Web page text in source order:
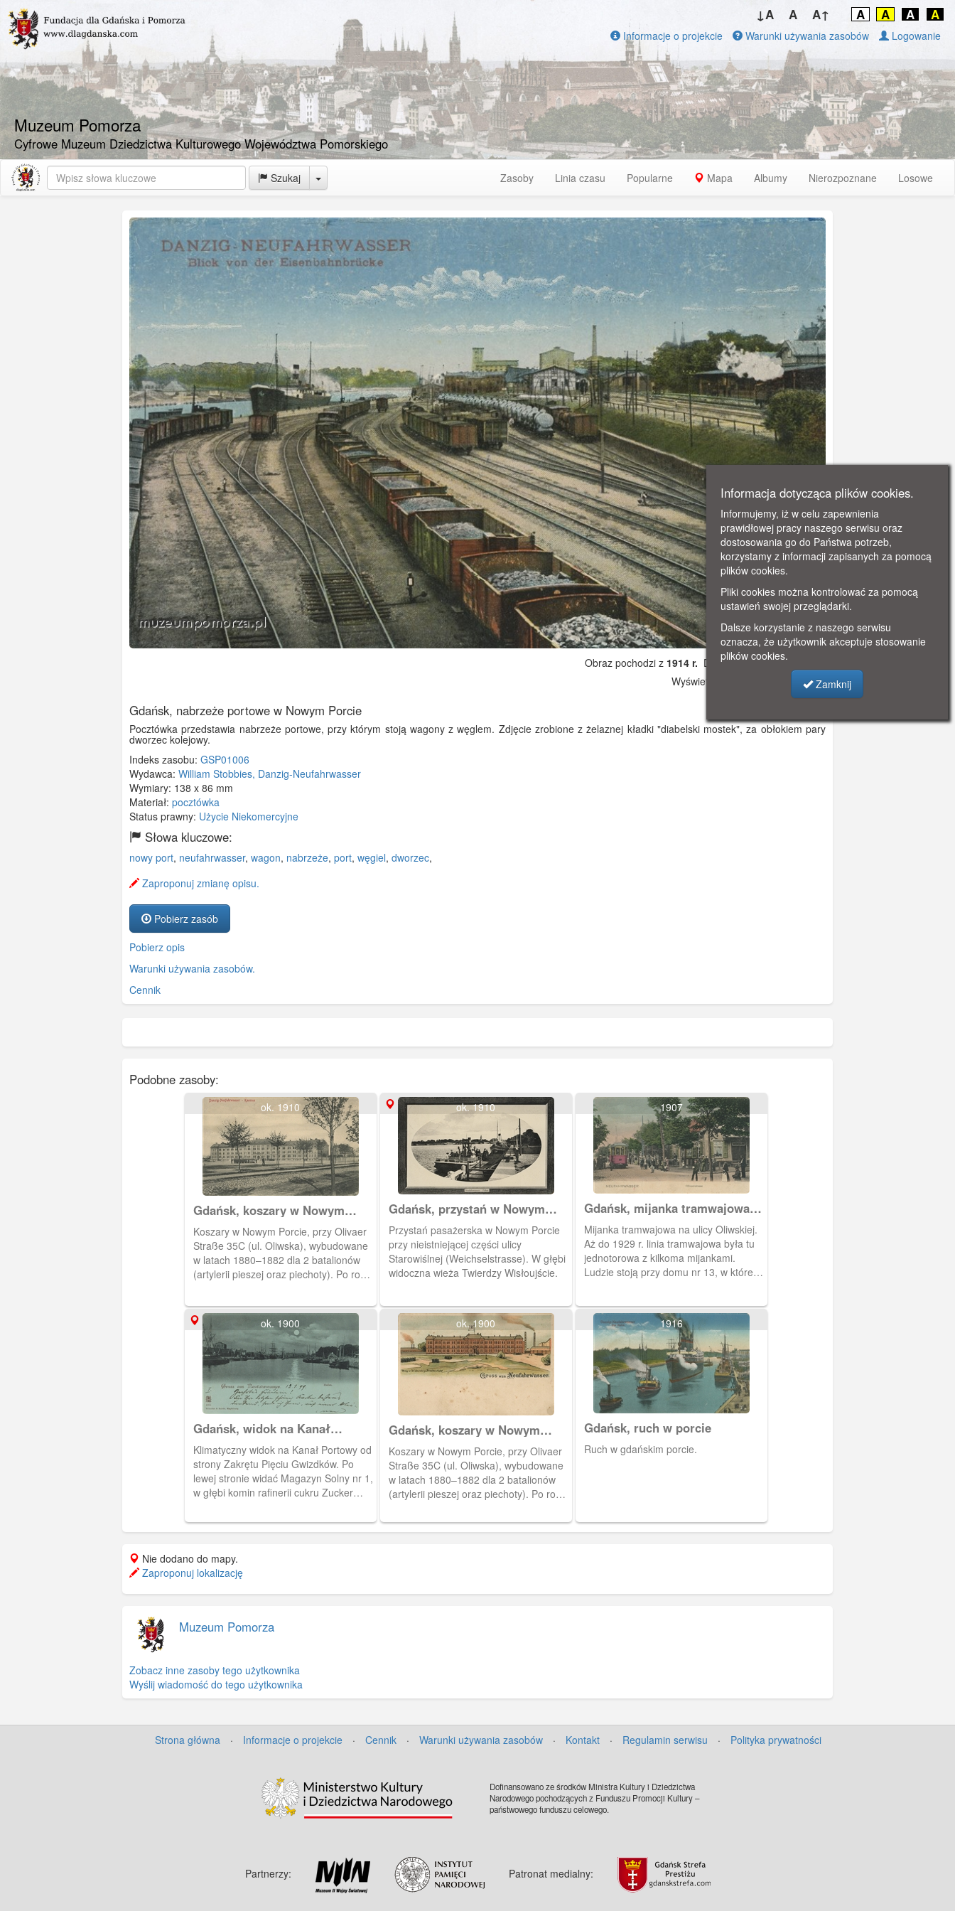
Muzeum Pomorza
Cyfrowe Muzeum Dziedzictwa Kulturowego Województwa Pomorskiego
↓A A A↑ A A A A
Informacje o projekcie Warunki używania zasobów Logowanie
Szukaj Toggle Dropdown Zasoby Linia czasu Popularne Mapa Albumy Nierozpoznane Losowe
Obraz pochodzi z 1914 r. Dodano: 2019-10-31 11:10
Wyświetlono: 3059
Gdańsk, nabrzeże portowe w Nowym Porcie
Pocztówka przedstawia nabrzeże portowe, przy którym stoją wagony z węglem. Zdjęcie zrobione z żelaznej kładki "diabelski mostek", za obłokiem pary
dworzec kolejowy.
Indeks zasobu: GSP01006
Wydawca: William Stobbies, Danzig-Neufahrwasser
Wymiary: 138 x 86 mm
Materiał: pocztówka
Status prawny: Użycie Niekomercyjne
Słowa kluczowe:
nowy port, neufahrwasser, wagon, nabrzeże, port, węgiel, dworzec,
Zaproponuj zmianę opisu.
Pobierz zasób
Pobierz opis
Warunki używania zasobów.
Cennik
Podobne zasoby:
ok. 1910
Gdańsk, koszary w Nowym
Porcie
Koszary w Nowym Porcie, przy Olivaer
Straße 35C (ul. Oliwska), wybudowane
w latach 1880–1882 dla 2 batalionów
(artylerii pieszej oraz piechoty). Po roku
polskich pracowników poczty, kolei i
pracujących na Westerplatte. Obieg
1915 r.
ok. 1910
Gdańsk, przystań w Nowym
Porcie.
Przystań pasażerska w Nowym Porcie
przy nieistniejącej części ulicy
Starowiślnej (Weichselstrasse). W głębi
widoczna wieża Twierdzy Wisłoujście.
1907
Gdańsk, mijanka tramwajowa
na ul. Oliwskiej.
Mijanka tramwajowa na ulicy Oliwskiej.
Aż do 1929 r. linia tramwajowa była tu
jednotorowa z kilkoma mijankami.
Ludzie stoją przy domu nr 13, w której
"Perły Bałtyku".
ok. 1900
Gdańsk, widok na Kanał
Portowy,
Klimatyczny widok na Kanał Portowy od
strony Zakrętu Pięciu Gwizdków. Po
lewej stronie widać Magazyn Solny nr 1,
w głębi komin rafinerii cukru Zucker
budynki z namiotowymi dachami,
tzw."kochhausy". Domki były
Westerplatte ok. 1809 r. Kuchniami
opiekowały się wdowy po portowych
pilotach. Obieg 1899 r.
ok. 1900
Gdańsk, koszary w Nowym
Porcie
Koszary w Nowym Porcie, przy Olivaer
Straße 35C (ul. Oliwska), wybudowane
w latach 1880–1882 dla 2 batalionów
(artylerii pieszej oraz piechoty). Po roku
rządowi polskiemu na mieszkania
polskich pracowników poczty, kolei i
1916
Gdańsk, ruch w porcie
Ruch w gdańskim porcie.
Nie dodano do mapy.
Zaproponuj lokalizację
Muzeum Pomorza
Zobacz inne zasoby tego użytkownika
Wyślij wiadomość do tego użytkownika
Strona główna · Informacje o projekcie · Cennik · Warunki używania zasobów · Kontakt · Regulamin serwisu · Polityka prywatności
Dofinansowano ze środków Ministra Kultury i Dziedzictwa
Narodowego pochodzących z Funduszu Promocji Kultury –
państwowego funduszu celowego.
Partnerzy: Patronat medialny:
Informacja dotycząca plików cookies.
Informujemy, iż w celu zapewnienia
prawidłowej pracy naszego serwisu oraz
dostosowania go do Państwa potrzeb,
korzystamy z informacji zapisanych za pomocą
plików cookies.
Pliki cookies można kontrolować za pomocą
ustawień swojej przeglądarki.
Dalsze korzystanie z naszego serwisu
oznacza, że użytkownik akceptuje stosowanie
plików cookies.
Zamknij